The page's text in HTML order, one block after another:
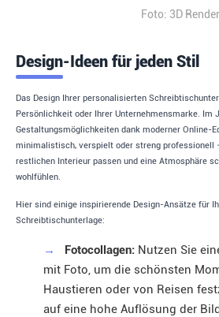
Foto: 3D Render
Design-Ideen für jeden Stil
Das Design Ihrer personalisierten
Persönlichkeit oder Ihrer Unternehmensmarke. Im
Gestaltungsmöglichkeiten dank moderner Online-
minimalistisch, verspielt oder streng professionell
restlichen Interieur passen und eine Atmosphäre
wohlfühlen.
Hier sind einige inspirierende Design-Ansätze für
Schreibtischunterlage:
→ Fotocollagen:Nutzen Sie
mit Foto, um die schönsten
Haustieren oder von Reisen
auf eine hohe Auflösung der